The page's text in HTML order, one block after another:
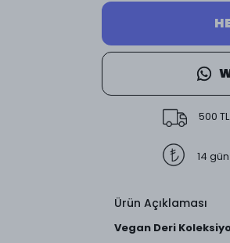
500
14
Ürün Açıklaması
Vegan Deri